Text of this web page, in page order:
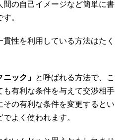
の自己イメージなど簡単に書
。
性を利用している方法はたく
ニック」 と呼ばれる方法で、こ
有利な条件を与えて交渉相手
の有利な条件を変更するとい
よく使われます。